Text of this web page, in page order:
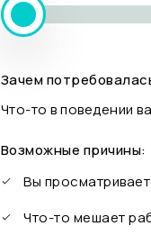
Зачем
Что-то в поведении
Возможные причины:
Вы
Что-то мешает